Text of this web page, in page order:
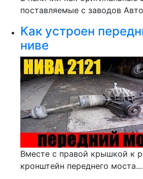
поставляемые с заводов
Как устроен
ниве
Вместе с правой крышкой к
кронштейн переднего моста....